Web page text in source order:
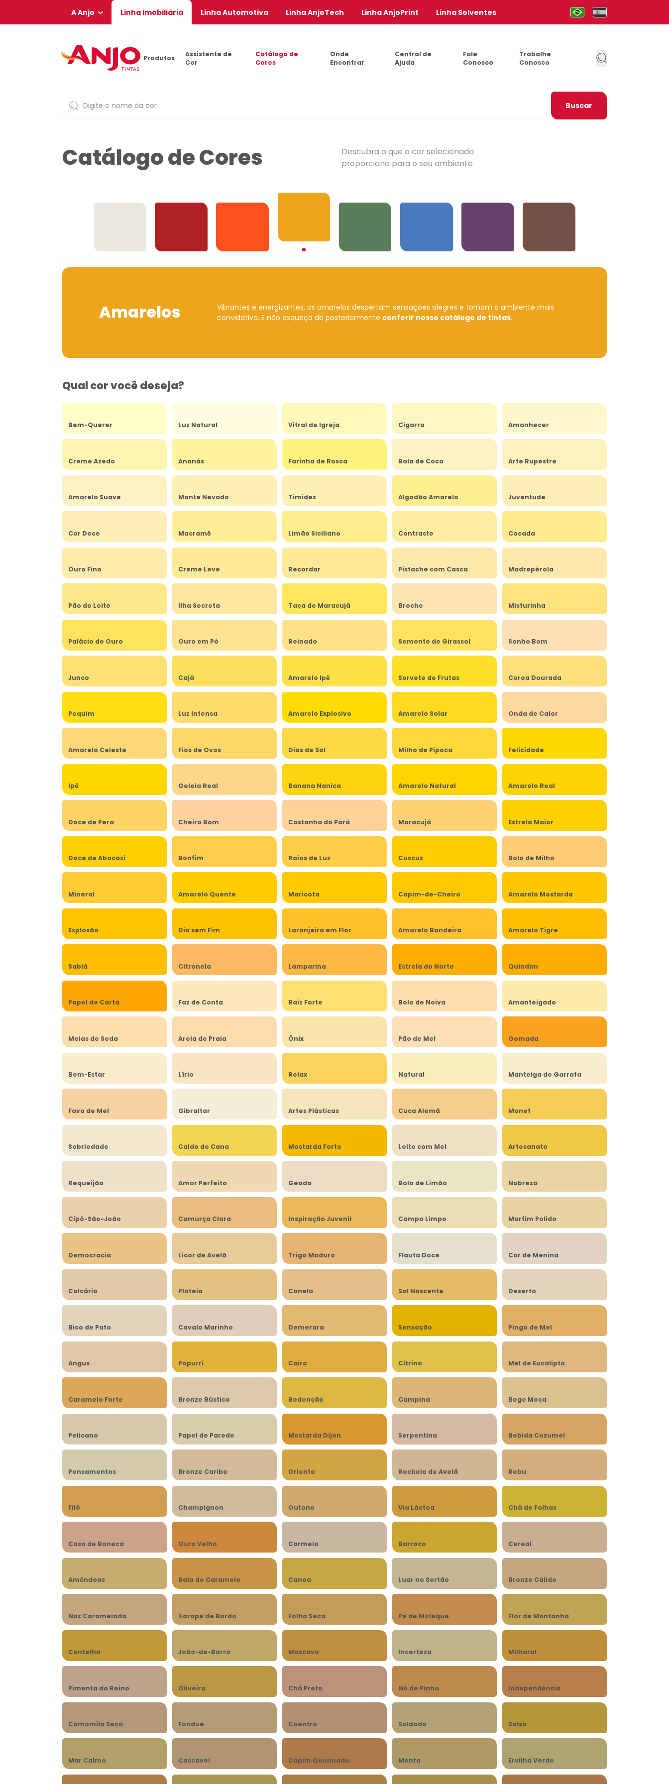
A Anjo Linha Imobiliária Linha Automotiva Linha AnjoTech Linha AnjoPrint
Linha Solventes
Produtos
Assistente de
Cor
Catálogo de
Cores
Onde
Encontrar
Central de
Ajuda
Fale
Conosco
Trabalhe
Conosco
Buscar
Catálogo de Cores
Descubra o que a cor selecionada
proporciona para o seu ambiente
Vermelhos Laranjas
Amarelos
Verdes
Azuis Violetas Neutros e Marrons
Amarelos
Vibrantes e energizantes, os amarelos despertam sensações alegres e tornam o ambiente mais
convidativo. E não esqueça de posteriormente conferir nosso catálogo de tintas.
Qual cor você deseja?
Bem-Querer Luz Natural Vitral de Igreja Cigarra Amanhecer
Creme Azedo Ananás Farinha de Rosca Bala de Coco Arte Rupestre
Amarelo Suave Monte Nevado Timidez Algodão Amarelo Juventude
Cor Doce Macramê Limão Siciliano Contraste Cocada
Ouro Fino Creme Leve Recordar Pistache com Casca Madrepérola
Pão de Leite Ilha Secreta Taça de Maracujá Broche Misturinha
Palácio de Ouro Ouro em Pó Reinado Semente de Girassol Sonho Bom
Junco Cajá Amarelo Ipê Sorvete de Frutas Coroa Dourada
Pequim Luz Intensa Amarelo Explosivo Amarelo Solar Onda de Calor
Amarelo Celeste Fios de Ovos Dias de Sol Milho de Pipoca Felicidade
Ipê Geleia Real Banana Nanica Amarelo Natural Amarelo Real
Doce de Pera Cheiro Bom Castanha do Pará Maracujá Estrela Maior
Doce de Abacaxi Bonfim Raios de Luz Cuscuz Bolo de Milho
Mineral Amarelo Quente Maricota Capim-de-Cheiro Amarelo Mostarda
Explosão Dia sem Fim Laranjeira em Flor Amarelo Bandeira Amarelo Tigre
Sabiá Citronela Lamparina Estrela do Norte Quindim
Papel de Carta Faz de Conta Raiz Forte Bolo de Noiva Amanteigado
Meias de Seda Areia de Praia Ônix Pão de Mel Gemada
Bem-Estar Lírio Relax Natural Manteiga de Garrafa
Favo de Mel Gibraltar Artes Plásticas Cuca Alemã Monet
Sobriedade Caldo de Cana Mostarda Forte Leite com Mel Artesanato
Requeijão Amor Perfeito Geada Bolo de Limão Nobreza
Cipó-São-João Camurça Clara Inspiração Juvenil Campo Limpo Marfim Polido
Democracia Licor de Avelã Trigo Maduro Flauta Doce Cor de Menina
Calcário Plateia Canela Sol Nascente Deserto
Bico de Pato Cavalo Marinho Demerara Sensação Pingo de Mel
Angus Popurri Cairo Citrino Mel de Eucalipto
Caramelo Forte Bronze Rústico Redenção Campina Bege Moça
Pelicano Papel de Parede Mostarda Dijon Serpentina Bebida Cozumel
Pensamentos Bronze Caribe Oriente Recheio de Avelã Rebu
Filó Champignon Outono Via Láctea Chá de Folhas
Casa de Boneca Ouro Velho Carmelo Barroco Cereal
Amêndoas Bala de Caramelo Canoa Luar no Sertão Bronze Cálido
Noz Caramelada Xarope de Bordo Folha Seca Pé de Moleque Flor de Montanha
Centelha João-de-Barro Mascavo Incerteza Milharal
Pimenta do Reino Oliveira Chá Preto Nó de Pinho Independência
Camomila Seca Fondue Coentro Soldado Salsa
Mar Calmo Cascavel Capim Queimado Menta Ervilha Verde